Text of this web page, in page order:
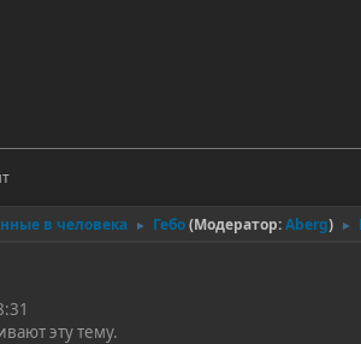
в человека ► Гебо(Модератор:Aberg) ►
эту тему.